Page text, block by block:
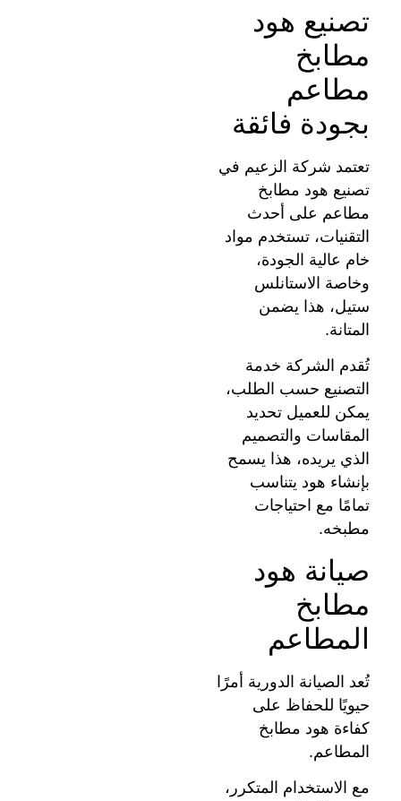
تصنيع هود
مطابخ
مطاعم
بجودة فائقة
تعتمد شركة الزعيم في
تصنيع هود مطابخ
مطاعم على أحدث
التقنيات، تستخدم مواد
خام عالية الجودة،
وخاصة الاستانلس
ستيل، هذا يضمن
المتانة.
تُقدم الشركة خدمة
التصنيع حسب الطلب،
يمكن للعميل تحديد
المقاسات والتصميم
الذي يريده، هذا يسمح
بإنشاء هود يتناسب
تمامًا مع احتياجات
مطبخه.
صيانة هود
مطابخ
المطاعم
تُعد الصيانة الدورية أمرًا
حيويًا للحفاظ على
كفاءة هود مطابخ
المطاعم.
مع الاستخدام المتكرر،